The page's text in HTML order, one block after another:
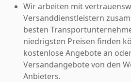
Wir arbeiten mit
Versanddienstleistern
besten
niedrigsten Preisen finden
kostenlose Angebote an
Versandangebote von den
Anbieters.